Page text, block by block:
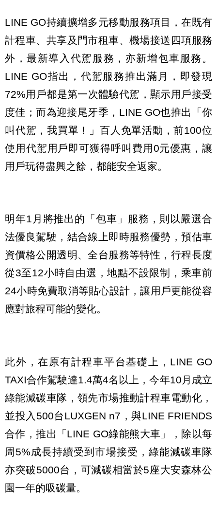
LINE GO持續擴增多元移動服務項目，在既有
計程車、共享及門市租車、機場接送四項服務
外，最新導入代駕服務，亦新增包車服務。
LINE GO指出，代駕服務推出滿月，即發現
72%用戶都是第一次體驗代駕，顯示用戶接受
度佳；而為迎接尾牙季，LINE GO也推出「你
叫代駕，我買單！」百人免單活動，前100位
使用代駕用戶即可獲得呼叫費用0元優惠，讓
用戶玩得盡興之餘，都能安全返家。
明年1月將推出的「包車」服務，則以嚴選合
法優良駕駛，結合線上即時服務優勢，預估車
資價格公開透明、全台服務等特性，行程長度
從3至12小時自由選，地點不設限制，乘車前
24小時免費取消等貼心設計，讓用戶更能從容
應對旅程可能的變化。
此外，在原有計程車平台基礎上，LINE GO
TAXI合作駕駛達1.4萬4名以上，今年10月成立
綠能減碳車隊，領先市場推動計程車電動化，
並投入500台LUXGEN n7，與LINE FRIENDS
合作，推出「LINE GO綠能熊大車」，除以每
周5%成長持續受到市場接受，綠能減碳車隊
亦突破5000台，可減碳相當於5座大安森林公
園一年的吸碳量。